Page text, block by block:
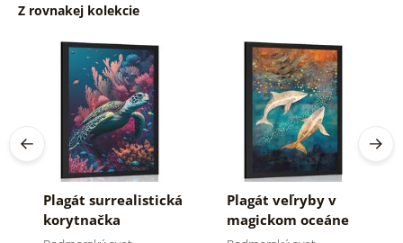
Z rovnakej kolekcie
Plagát surrealistická
korytnačka
Plagát veľryby v
magickom oceáne